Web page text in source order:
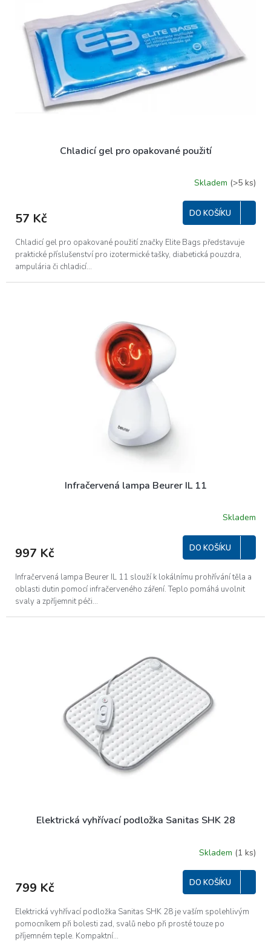
Chladicí gel pro opakované použití
je
z
5
hvězdiček.
Skladem (>5 ks)
57 Kč DO KOŠÍKU
Chladicí gel pro opakované použití značky Elite Bags představuje
praktické příslušenství pro izotermické tašky, diabetická pouzdra,
ampulária či chladicí...
Infračervená lampa Beurer IL 11
Skladem
997 Kč DO KOŠÍKU
Infračervená lampa Beurer IL 11 slouží k lokálnímu prohřívání těla a
oblasti dutin pomocí infračerveného záření. Teplo pomáhá uvolnit
svaly a zpříjemnit péči...
Elektrická vyhřívací podložka Sanitas SHK 28
Skladem (1 ks)
799 Kč DO KOŠÍKU
Elektrická vyhřívací podložka Sanitas SHK 28 je vaším spolehlivým
pomocníkem při bolesti zad, svalů nebo při prosté touze po
příjemném teple. Kompaktní...